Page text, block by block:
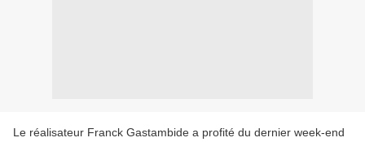
Le réalisateur Franck Gastambide a profité du dernier week-end